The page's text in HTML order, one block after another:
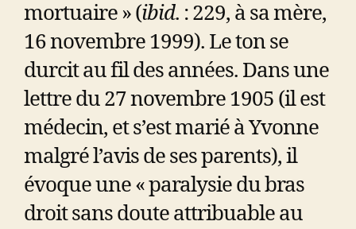
mortuaire » (ibid. : 229, à sa mère,
16 novembre 1999). Le ton se
durcit au fil des années. Dans une
lettre du 27 novembre 1905 (il est
médecin, et s’est marié à Yvonne
malgré l’avis de ses parents), il
évoque une « paralysie du bras
droit sans doute attribuable au